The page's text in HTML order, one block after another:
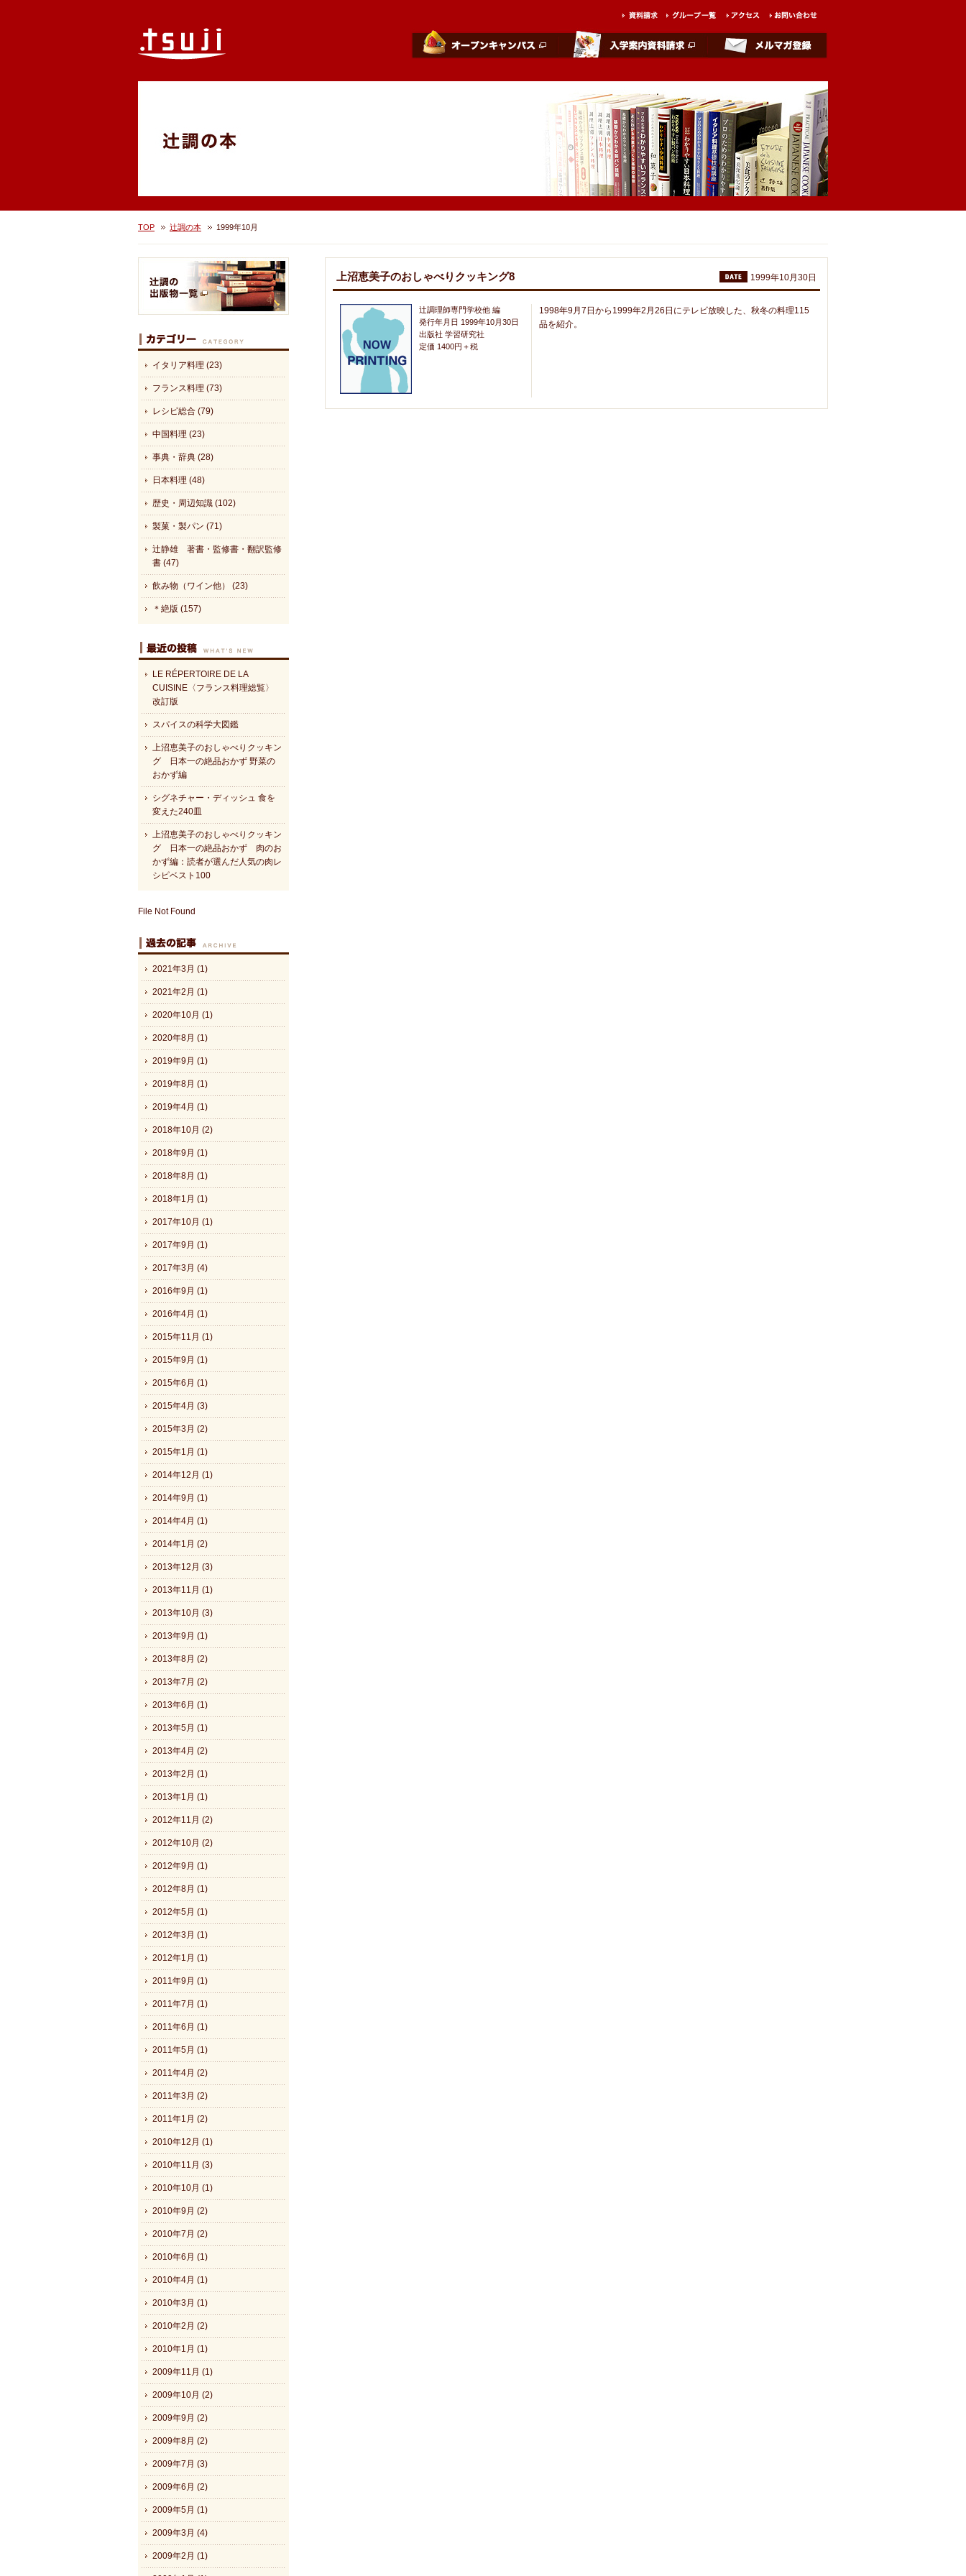
TOP 辻調の本 1999年10月
上沼恵美子のおしゃべりクッキング8 1999年10月30日
辻調理師専門学校他 編
発行年月日 1999年10月30日
出版社 学習研究社
定価 1400円＋税
1998年9月7日から1999年2月26日にテレビ放映した、秋冬の料理115
品を紹介。
イタリア料理 (23)
フランス料理 (73)
レシピ総合 (79)
中国料理 (23)
事典・辞典 (28)
日本料理 (48)
歴史・周辺知識 (102)
製菓・製パン (71)
辻静雄 著書・監修書・翻訳監修
書 (47)
飲み物（ワイン他） (23)
＊絶版 (157)
LE RÉPERTOIRE DE LA
CUISINE〈フランス料理総覧〉
改訂版
スパイスの科学大図鑑
上沼恵美子のおしゃべりクッキン
グ 日本一の絶品おかず 野菜の
おかず編
シグネチャー・ディッシュ 食を
変えた240皿
上沼恵美子のおしゃべりクッキン
グ 日本一の絶品おかず 肉のお
かず編：読者が選んだ人気の肉レ
シピベスト100
File Not Found
2021年3月 (1)
2021年2月 (1)
2020年10月 (1)
2020年8月 (1)
2019年9月 (1)
2019年8月 (1)
2019年4月 (1)
2018年10月 (2)
2018年9月 (1)
2018年8月 (1)
2018年1月 (1)
2017年10月 (1)
2017年9月 (1)
2017年3月 (4)
2016年9月 (1)
2016年4月 (1)
2015年11月 (1)
2015年9月 (1)
2015年6月 (1)
2015年4月 (3)
2015年3月 (2)
2015年1月 (1)
2014年12月 (1)
2014年9月 (1)
2014年4月 (1)
2014年1月 (2)
2013年12月 (3)
2013年11月 (1)
2013年10月 (3)
2013年9月 (1)
2013年8月 (2)
2013年7月 (2)
2013年6月 (1)
2013年5月 (1)
2013年4月 (2)
2013年2月 (1)
2013年1月 (1)
2012年11月 (2)
2012年10月 (2)
2012年9月 (1)
2012年8月 (1)
2012年5月 (1)
2012年3月 (1)
2012年1月 (1)
2011年9月 (1)
2011年7月 (1)
2011年6月 (1)
2011年5月 (1)
2011年4月 (2)
2011年3月 (2)
2011年1月 (2)
2010年12月 (1)
2010年11月 (3)
2010年10月 (1)
2010年9月 (2)
2010年7月 (2)
2010年6月 (1)
2010年4月 (1)
2010年3月 (1)
2010年2月 (2)
2010年1月 (1)
2009年11月 (1)
2009年10月 (2)
2009年9月 (2)
2009年8月 (2)
2009年7月 (3)
2009年6月 (2)
2009年5月 (1)
2009年3月 (4)
2009年2月 (1)